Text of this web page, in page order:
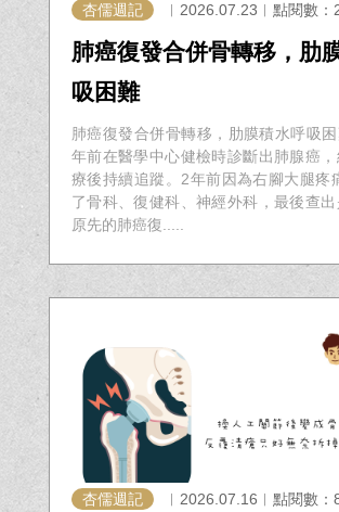
杏儒週記 ︱2026.07.23︱點閱數：
肺癌復發合併骨轉移，肋
吸困難
肺癌復發合併骨轉移，肋膜積水呼吸
年前在醫學中心健檢時診斷出肺腺癌
療後持續追蹤。2年前因為右腳大腿疼
了骨科、復健科、神經外科，最後查出
原先的肺癌復.....
杏儒週記 ︱2026.07.16︱點閱數：